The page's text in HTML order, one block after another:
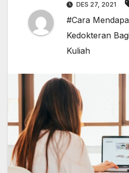
DES 27, 2021
#Cara
Kedokteran
Kuliah